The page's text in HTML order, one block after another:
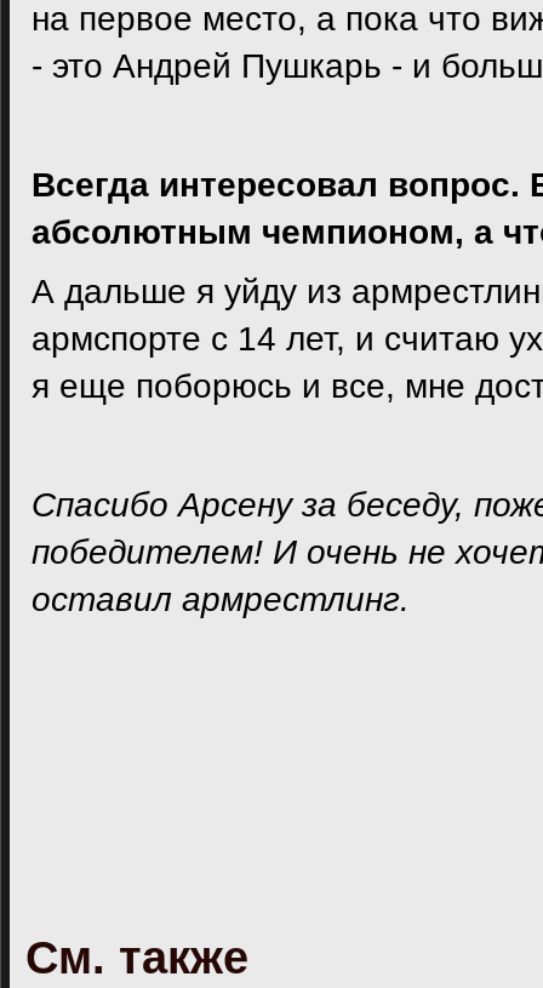
на первое место, а пока что
- это Андрей Пушкарь - и
Всегда интересовал вопрос.
абсолютным чемпионом, а
А дальше я уйду из
армспорте с 14 лет, и считаю
я еще поборюсь и все, мне
Спасибо Арсену за беседу,
победителем! И очень не
оставил армрестлинг.
См. также